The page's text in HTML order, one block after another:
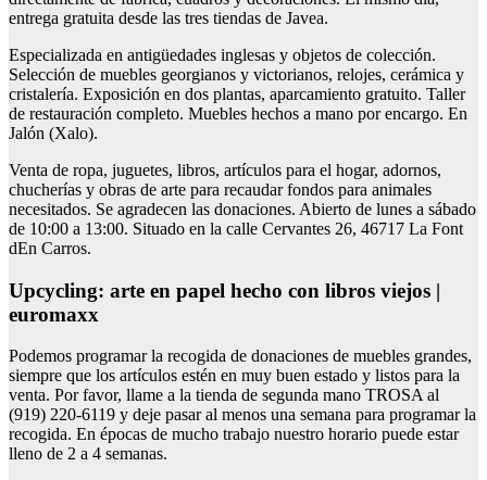
entrega gratuita desde las tres tiendas de Javea.
Especializada en antigüedades inglesas y objetos de colección.
Selección de muebles georgianos y victorianos, relojes, cerámica y
cristalería. Exposición en dos plantas, aparcamiento gratuito. Taller
de restauración completo. Muebles hechos a mano por encargo. En
Jalón (Xalo).
Venta de ropa, juguetes, libros, artículos para el hogar, adornos,
chucherías y obras de arte para recaudar fondos para animales
necesitados. Se agradecen las donaciones. Abierto de lunes a sábado
de 10:00 a 13:00. Situado en la calle Cervantes 26, 46717 La Font
dEn Carros.
Upcycling: arte en papel hecho con libros viejos |
euromaxx
Podemos programar la recogida de donaciones de muebles grandes,
siempre que los artículos estén en muy buen estado y listos para la
venta. Por favor, llame a la tienda de segunda mano TROSA al
(919) 220-6119 y deje pasar al menos una semana para programar la
recogida. En épocas de mucho trabajo nuestro horario puede estar
lleno de 2 a 4 semanas.